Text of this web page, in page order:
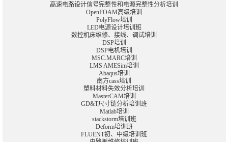
高速电路设计信号完整性和电源完整性分析培训
OpenFOAM高级培训
PolyFlow培训
LED电源设计培训班
数控机床维修、接线、调试培训
DSP培训
DSP电机培训
MSC.MARC培训
LMS AMESim培训
Abaqus培训
南方cass培训
塑料材料失效分析培训
MasterCAM培训
GD&T尺寸链分析培训班
Matlab培训
stackstorm培训班
Deform培训班
FLUENT初、中级培训班